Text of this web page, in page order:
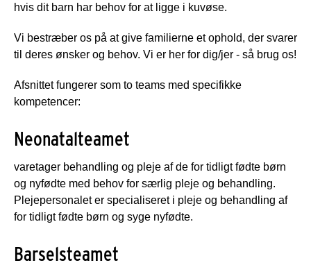
hvis dit barn har behov for at ligge i kuvøse.
Vi bestræber os på at give familierne et ophold, der svarer
til deres ønsker og behov. Vi er her for dig/jer - så brug os!
Afsnittet fungerer som to teams med specifikke
kompetencer:
Neonatalteamet
varetager behandling og pleje af de for tidligt fødte børn
og nyfødte med behov for særlig pleje og behandling.
Plejepersonalet er specialiseret i pleje og behandling af
for tidligt fødte børn og syge nyfødte.
Barselsteamet